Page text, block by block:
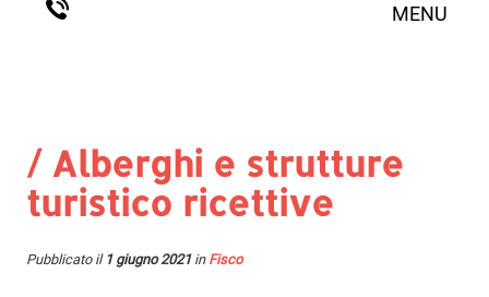
MENU
/ Alberghi e strutture
turistico ricettive
Pubblicato il 1 giugno 2021in Fisco